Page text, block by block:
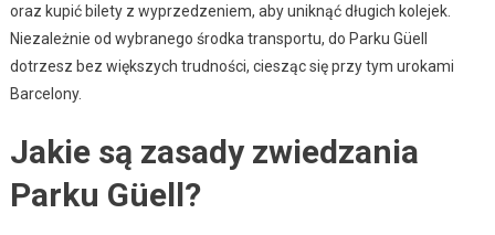
oraz kupić bilety z wyprzedzeniem, aby uniknąć długich kolejek.
Niezależnie od wybranego środka transportu, do Parku Güell
dotrzesz bez większych trudności, ciesząc się przy tym urokami
Barcelony.
Jakie są zasady zwiedzania
Parku Güell?